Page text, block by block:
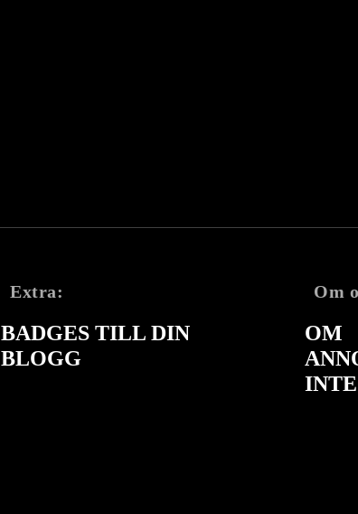
Extra:
BADGES TILL DIN
BLOGG
Om
OM